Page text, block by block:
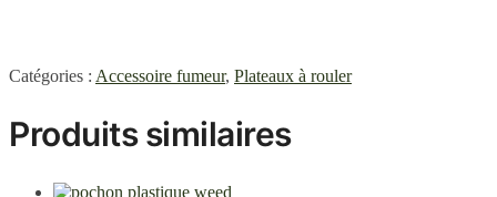
Catégories : Accessoire fumeur, Plateaux à rouler
Produits similaires